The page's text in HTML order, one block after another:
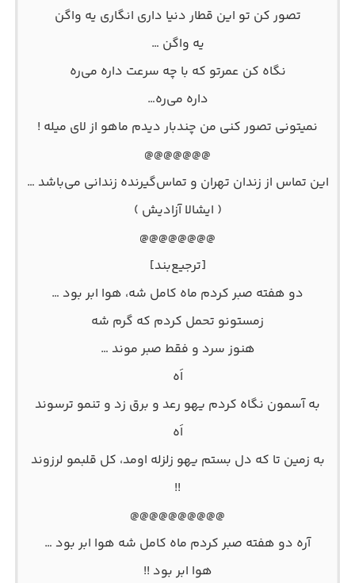
تصور کن تو این قطار دنیا داری انگاری یه واگن
یه واگن …
نگاه کن عمرتو که با چه سرعت داره می‌ره
داره می‌ره…
نمیتونی تصور کنی من چندبار دیدم ماهو از لای میله !
@@@@@@@
این تماس از زندان تهران و تماس‌گیرنده زندانی می‌باشد …
( ایشالا آزادیش )
@@@@@@@@
[ترجیع‌بند]
دو هفته صبر کردم ماه کامل شه، هوا ابر بود …
زمستونو تحمل کردم که گرم شه
هنوز سرد و فقط صبر موند …
اَه
به آسمون نگاه کردم یهو رعد و برق زد و تنمو ترسوند
اَه
به زمین تا که دل بستم یهو زلزله اومد، کل قلبمو لرزوند
!!
@@@@@@@@@@
آره دو هفته صبر کردم ماه کامل شه هوا ابر بود …
هوا ابر بود !!